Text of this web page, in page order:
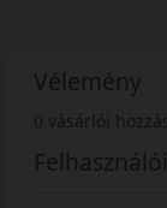
Vélemény
0 vásárlói